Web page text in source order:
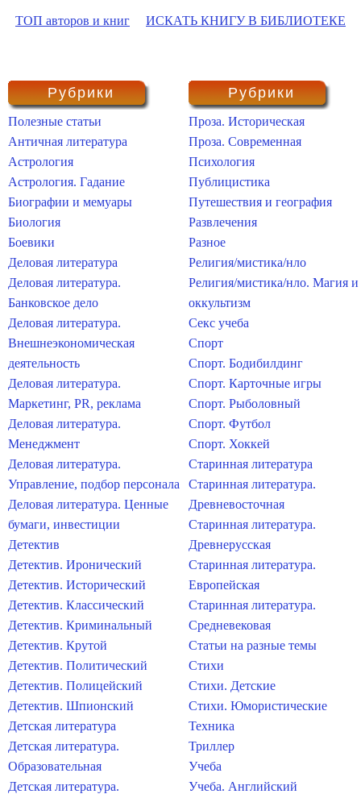
ТОП авторов и книг ИСКАТЬ КНИГУ В БИБЛИОТЕКЕ
Рубрики
Полезные статьи
Античная литература
Астрология
Астрология. Гадание
Биографии и мемуары
Биология
Боевики
Деловая литература
Деловая литература.
Банковское дело
Деловая литература.
Внешнеэкономическая
деятельность
Деловая литература.
Маркетинг, PR, реклама
Деловая литература.
Менеджмент
Деловая литература.
Управление, подбор персонала
Деловая литература. Ценные
бумаги, инвестиции
Детектив
Детектив. Иронический
Детектив. Исторический
Детектив. Классический
Детектив. Криминальный
Детектив. Крутой
Детектив. Политический
Детектив. Полицейский
Детектив. Шпионский
Детская литература
Детская литература.
Образовательная
Детская литература.
Рубрики
Проза. Историческая
Проза. Современная
Психология
Публицистика
Путешествия и география
Развлечения
Разное
Религия/мистика/нло
Религия/мистика/нло. Магия и
оккультизм
Секс учеба
Спорт
Спорт. Бодибилдинг
Спорт. Карточные игры
Спорт. Рыболовный
Спорт. Футбол
Спорт. Хоккей
Старинная литература
Старинная литература.
Древневосточная
Старинная литература.
Древнерусская
Старинная литература.
Европейская
Старинная литература.
Средневековая
Статьи на разные темы
Стихи
Стихи. Детские
Стихи. Юмористические
Техника
Триллер
Учеба
Учеба. Английский